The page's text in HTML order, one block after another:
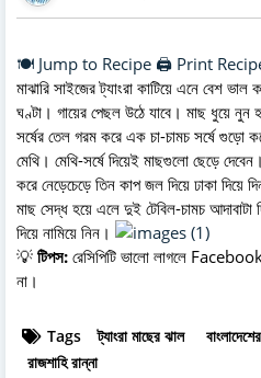
🍽️ Jump to Recipe 🖨️ Print
মাঝারি সাইজের ট্যাংরা কাটিয়ে এনে বেশ
ঘণ্টা। গায়ের পেছল উঠে যাবে। মাছ ধুয়ে নুন
সর্ষের তেল গরম করে এক চা-চামচ সর্ষে গুড়ো
মেথি। মেথি-সর্ষে দিয়েই মাছগুলো ছেড়ে
করে নেড়েচেড়ে তিন কাপ জল দিয়ে ঢাকা দিয়ে
মাছ সেদ্ধ হয়ে এলে দুই টেবিল-চামচ আদাবাটা
দিয়ে নামিয়ে নিন।
💡 টিপস: রেসিপিটি ভালো লাগলে
না।
Tags ট্যাংরা মাছের ঝাল
রাজশাহি রান্না